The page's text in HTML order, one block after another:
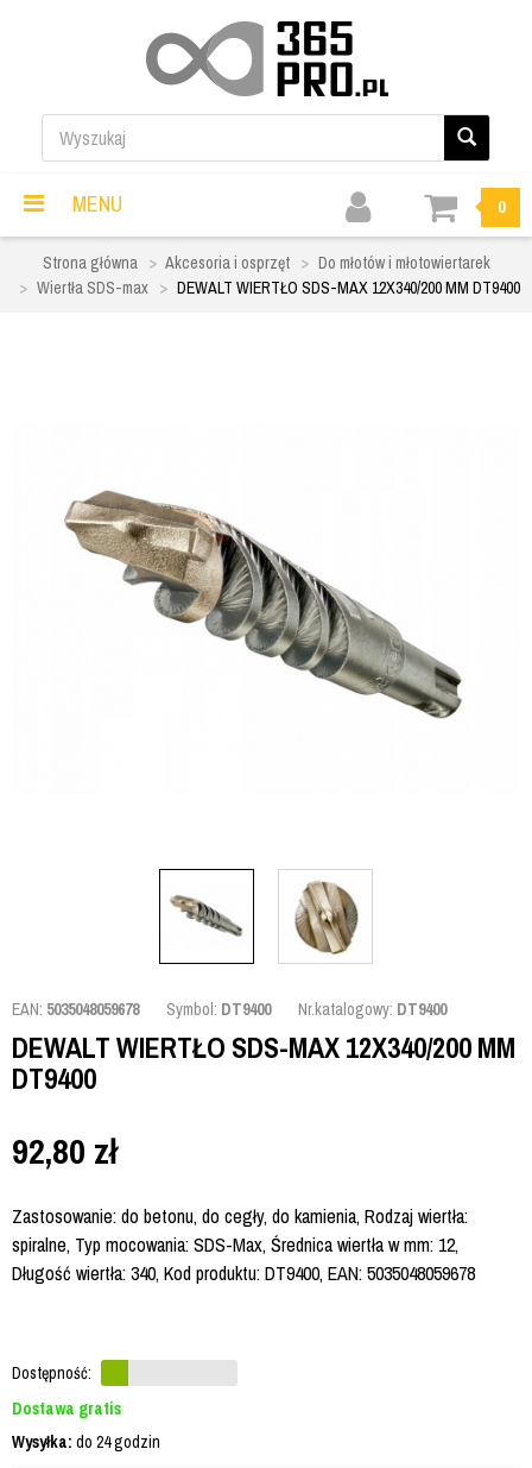
MENU 0
Strona główna Akcesoria i osprzęt
Do młotów i młotowiertarek
Wiertła SDS-max
DEWALT WIERTŁO SDS-MAX 12X340/200 MM DT9400
EAN: 5035048059678 Symbol: DT9400 Nr.katalogowy: DT9400
DEWALT WIERTŁO SDS-MAX 12X340/200 MM
DT9400
92,80 zł
Zastosowanie: do betonu, do cegły, do kamienia, Rodzaj wiertła:
spiralne, Typ mocowania: SDS-Max, Średnica wiertła w mm: 12,
Długość wiertła: 340, Kod produktu: DT9400, EAN: 5035048059678
Dostępność:
Dostawa gratis
Wysyłka: do 24 godzin